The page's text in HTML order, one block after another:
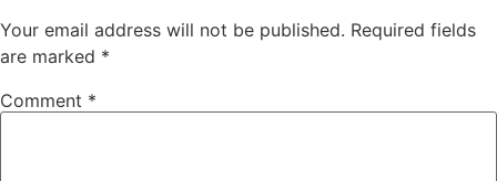
Your email address will not be published. Required fields
are marked *
Comment *